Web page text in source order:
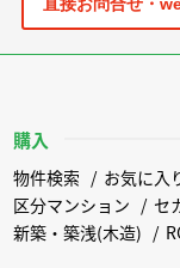
購入
物件検索 お気に入
区分マンション
セ
新築・築浅(木造)